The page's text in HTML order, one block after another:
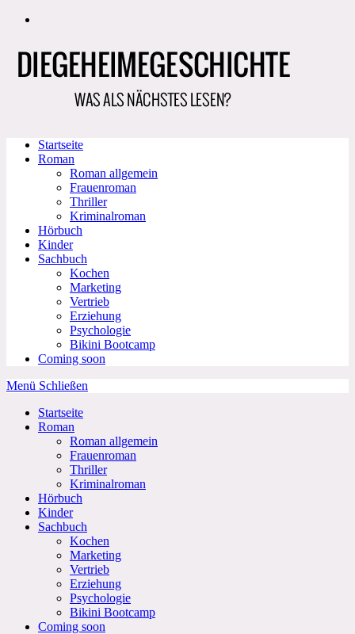
Zum
Startseite
Roman
Roman allgemein
Frauenroman
Thriller
Kriminalroman
Hörbuch
Kinder
Sachbuch
Kochen
Marketing
Vertrieb
Erziehung
Psychologie
Bikini Bootcamp
Coming soon
Menü Schließen
Startseite
Roman
Roman allgemein
Frauenroman
Thriller
Kriminalroman
Hörbuch
Kinder
Sachbuch
Kochen
Marketing
Vertrieb
Erziehung
Psychologie
Bikini Bootcamp
Coming soon